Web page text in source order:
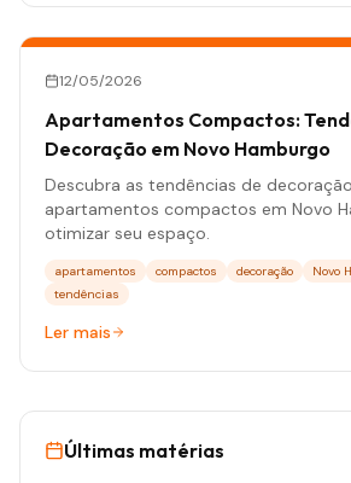
12/05/2026
Apartamentos Compactos:
Decoração em Novo Hamburgo
Descubra as tendências de
apartamentos compactos em Novo
otimizar seu espaço.
apartamentos compactos decoração
Novo
tendências
Ler mais
Últimas matérias